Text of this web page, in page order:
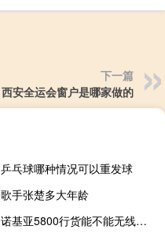
下一篇
西安全运会窗户是哪家做的
乒乓球哪种情况可以重发球
歌手张楚多大年龄
诺基亚5800行货能不能无线上网 诺基亚5800手机游戏